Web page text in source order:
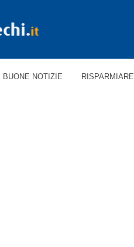
BUONE NOTIZIE RISPARMIARE